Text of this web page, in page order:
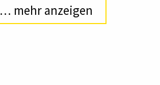
… mehr anzeigen